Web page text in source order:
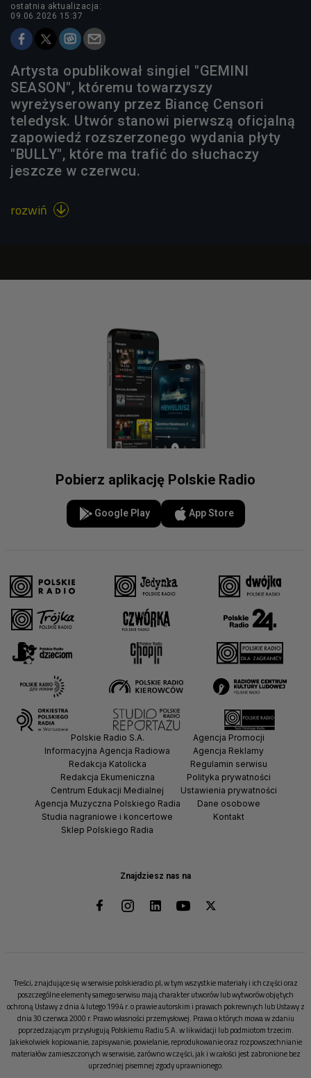
ostatnia aktualizacja:
09.06.2026 15:37
Artysta opublikował singiel "GEMINI
SEASON", któremu towarzyszy
wyreżyserowany przez Biancę Censori
teledysk. Utwór stanowi pierwszą oficjalną
zapowiedź rozszerzonego wydania płyty
"BULLY", które ma trafić do słuchaczy
jeszcze w czerwcu.
rozwiń 
Pobierz aplikację Polskie Radio
Google Play App Store
Znajdziesz nas na
Polskie Radio S.A.
Informacyjna Agencja Radiowa
Redakcja Katolicka
Redakcja Ekumeniczna
Centrum Edukacji Medialnej
Agencja Muzyczna Polskiego Radia
Studia nagraniowe i koncertowe
Sklep Polskiego Radia
Agencja Promocji
Agencja Reklamy
Regulamin serwisu
Polityka prywatności
Ustawienia prywatności
Dane osobowe
Kontakt
Treści, znajdujące się w serwisie polskieradio.pl, w tym wszystkie materiały i ich części oraz
poszczególne elementy samego serwisu mają charakter utworów lub wytworów objętych
ochroną Ustawy z dnia 4 lutego 1994 r. o prawie autorskim i prawach pokrewnych lub Ustawy z
dnia 30 czerwca 2000 r. Prawo własności przemysłowej. Prawa o których mowa w zdaniu
poprzedzającym przysługują Polskiemu Radiu S.A. w likwidacji lub podmiotom trzecim.
Jakiekolwiek kopiowanie, zapisywanie, powielanie, reprodukowanie oraz rozpowszechnianie
materiałów zamieszczonych w serwisie, zarówno w części, jak i w całości jest zabronione bez
uprzedniej pisemnej zgody uprawnionego.